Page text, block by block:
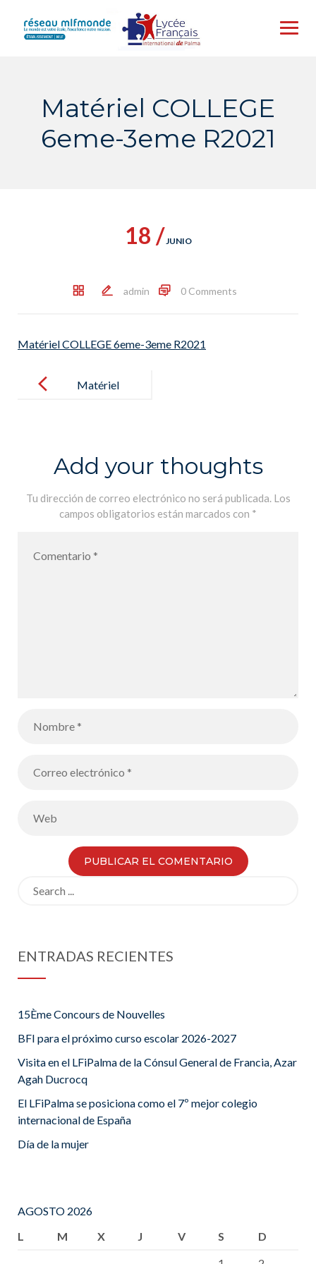
content
Matériel COLLEGE
6eme-3eme R2021
18 /JUNIO
admin 0 Comments
Matériel COLLEGE 6eme-3eme R2021
navigation
Matériel
Add your thoughts
Tu dirección de correo electrónico no será publicada. Los
campos obligatorios están marcados con *
ENTRADAS RECIENTES
15Ème Concours de Nouvelles
BFI para el próximo curso escolar 2026-2027
Visita en el LFiPalma de la Cónsul General de Francia, Azar
Agah Ducrocq
El LFiPalma se posiciona como el 7º mejor colegio
internacional de España
Día de la mujer
AGOSTO 2026
L
M X J V S
D